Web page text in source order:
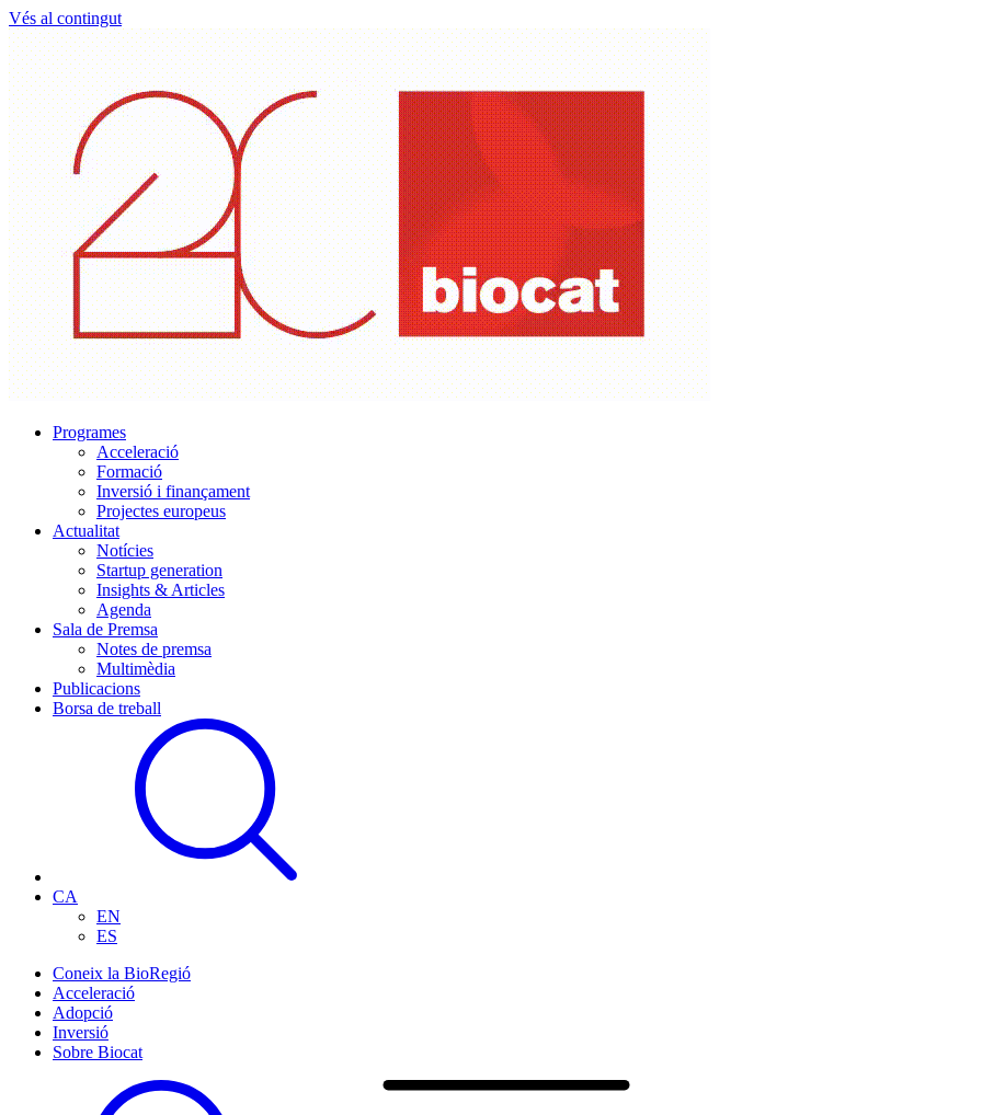
Vés al contingut
Programes
Acceleració
Formació
Inversió i finançament
Projectes europeus
Actualitat
Notícies
Startup generation
Insights & Articles
Agenda
Sala de Premsa
Notes de premsa
Multimèdia
Publicacions
Borsa de treball
CA
EN
ES
Coneix la BioRegió
Acceleració
Adopció
Inversió
Sobre Biocat